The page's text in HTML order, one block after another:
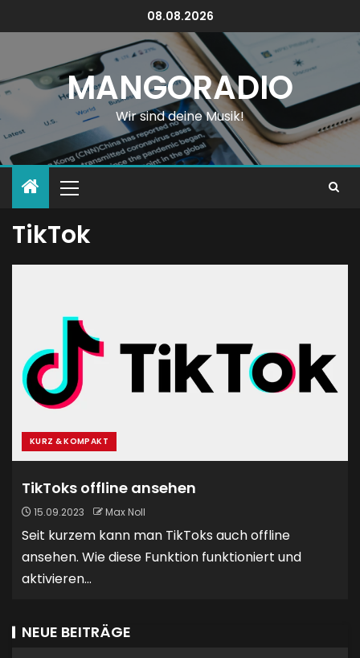
08.08.2026
MANGORADIO
Wir sind deine Musik!
TikTok
KURZ & KOMPAKT
TikToks offline ansehen
15.09.2023 Max Noll
Seit kurzem kann man TikToks auch offline
ansehen. Wie diese Funktion funktioniert und
aktivieren...
NEUE BEITRÄGE